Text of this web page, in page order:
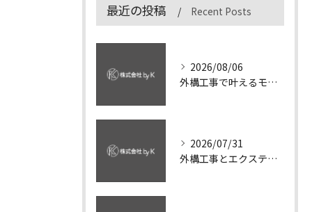
最近の投稿 Recent Posts
2026/08/06
外構工事で叶えるモダンな住まい茨城県ひたちなか市のデザインと安心の業者選び
2026/07/31
外構工事とエクステリアで茨城県ひたちなか市の住まいを快適にするための業者選びと費用相場ガイド